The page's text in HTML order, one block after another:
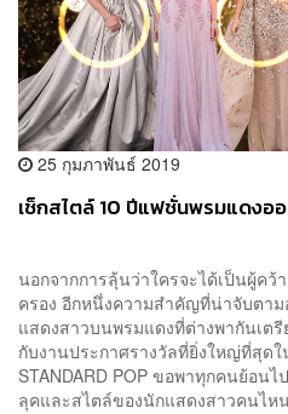
25 กุมภาพันธ์ 2019
เช็กสไตล์ 10 ปีแฟชั่นพรมแดงอ
นอกจากการลุ้นว่าใครจะได้เป็นผู้คว้
ครอง อีกหนึ่งความสำคัญที่น่าจับตา
แสดงสาวบนพรมแดงที่ต่างพากันเต
กับงานประกาศรางวัลที่ยิ่งใหญ่ที่สุด
STANDARD POP ขอพาทุกคนย้อน
ลุคและสไตล์ของนักแสดงสาวคนไห